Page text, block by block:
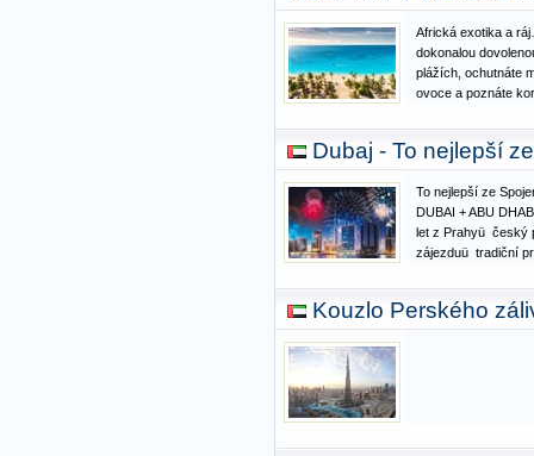
Africká exotika a
dokonalou
plážích, ochutnáte
ovoce a poznáte
vyrazíte na safari
vůni ostrovního…
Dubaj - To nejlepší
To nejlepší ze
DUBAI + ABU
let z Prahyü český
zájezduü tradiční
zálivem Creek,
Dubai, zpívající…
Kouzlo Perského